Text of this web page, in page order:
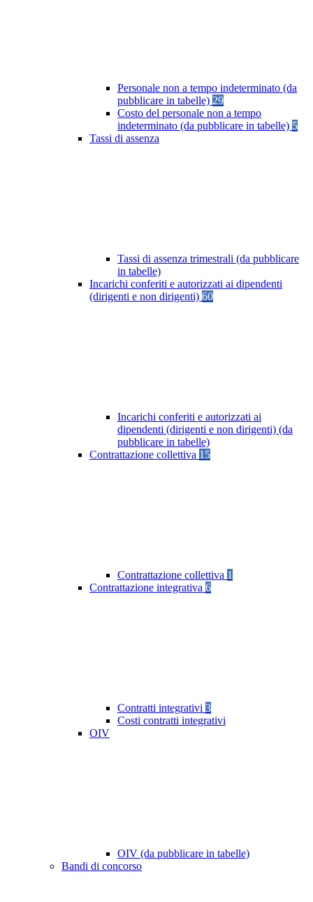
Personale non a tempo indeterminato (da
pubblicare in tabelle) 29
Costo del personale non a tempo
indeterminato (da pubblicare in tabelle) 5
Tassi di assenza
Tassi di assenza trimestrali (da pubblicare
in tabelle)
Incarichi conferiti e autorizzati ai dipendenti
(dirigenti e non dirigenti) 60
Incarichi conferiti e autorizzati ai
dipendenti (dirigenti e non dirigenti) (da
pubblicare in tabelle)
Contrattazione collettiva 15
Contrattazione collettiva 1
Contrattazione integrativa 6
Contratti integrativi 3
Costi contratti integrativi
OIV
OIV (da pubblicare in tabelle)
Bandi di concorso